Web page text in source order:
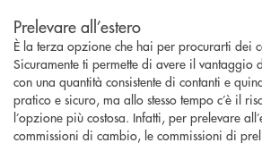
Prelevare all’estero
È la terza opzione che hai per procurarti dei
Sicuramente ti permette di avere il
con una quantità consistente di contanti e
pratico e sicuro, ma allo stesso tempo c’è il
l’opzione più costosa. Infatti, per prelevare
commissioni di cambio, le commissioni di